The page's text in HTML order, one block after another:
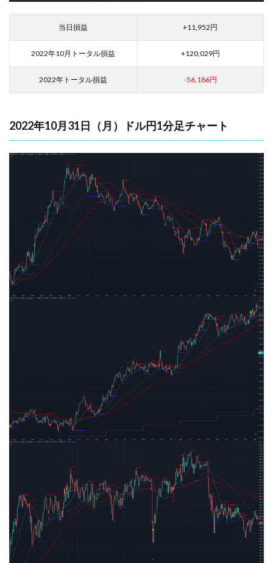
当日損益 +11,952円
2022年10月トータル損益 +120,029円
2022年トータル損益 -56,186円
2022年10月31日（月）ドル円1分足チャート